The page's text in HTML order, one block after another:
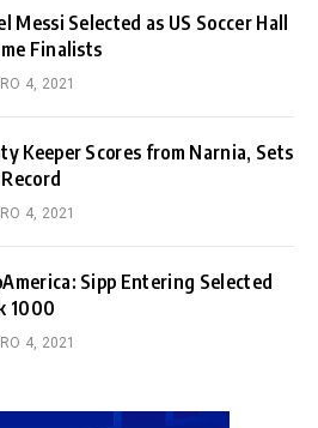
Messi Selected as US Soccer Hall
Finalists
4, 2021
Keeper Scores from Narnia, Sets
4, 2021
Sipp Entering Selected
1000
4, 2021